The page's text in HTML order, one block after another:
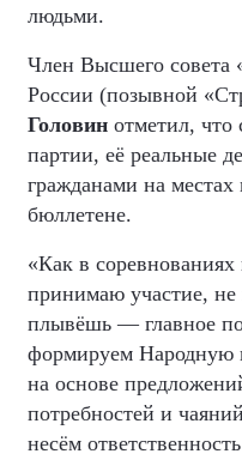
людьми.
Член Высшего совета
России (позывной
Головин отметил, что
партии, её реальные
гражданами на местах
бюллетене.
«Как в
принимаю участие,
плывёшь — главное
формируем Народную
на основе
потребностей и
несём